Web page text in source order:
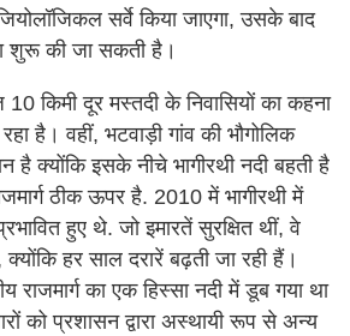
सर्वे किया जाएगा, उसके बाद
शुरू की जा सकती है।
किमी दूर मस्तदी के निवासियों का कहना
है। वहीं, भटवाड़ी गांव की भौगोलिक
है क्योंकि इसके नीचे भागीरथी नदी बहती है
ठीक ऊपर है. 2010 में भागीरथी में
हुए थे. जो इमारतें सुरक्षित थीं, वे
हर साल दरारें बढ़ती जा रही हैं।
राजमार्ग का एक हिस्सा नदी में डूब गया था
को प्रशासन द्वारा अस्थायी रूप से अन्य